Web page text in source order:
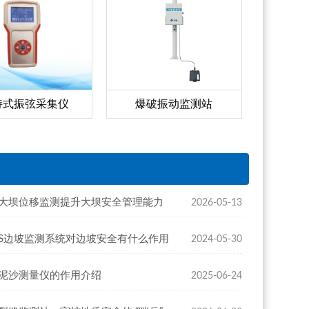
式振弦采集仪 爆破振动监测站
坝位移监测提升大坝安全管理能力 2026-05-13
边坡监测系统对边坡安全有什么作用 2024-05-30
沙测量仪的作用介绍 2025-06-24